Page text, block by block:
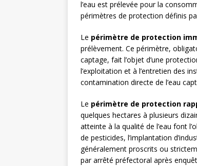
l’eau est prélevée pour la
périmètres de protection définis
Le périmètre de protection
prélèvement. Ce périmètre,
captage, fait l’objet d’une
l’exploitation et à l’entretien des
contamination directe de l’eau
Le périmètre de protection
quelques hectares à plusieurs
atteinte à la qualité de l’eau font
de pesticides, l’implantation
généralement proscrits ou
par arrêté préfectoral après